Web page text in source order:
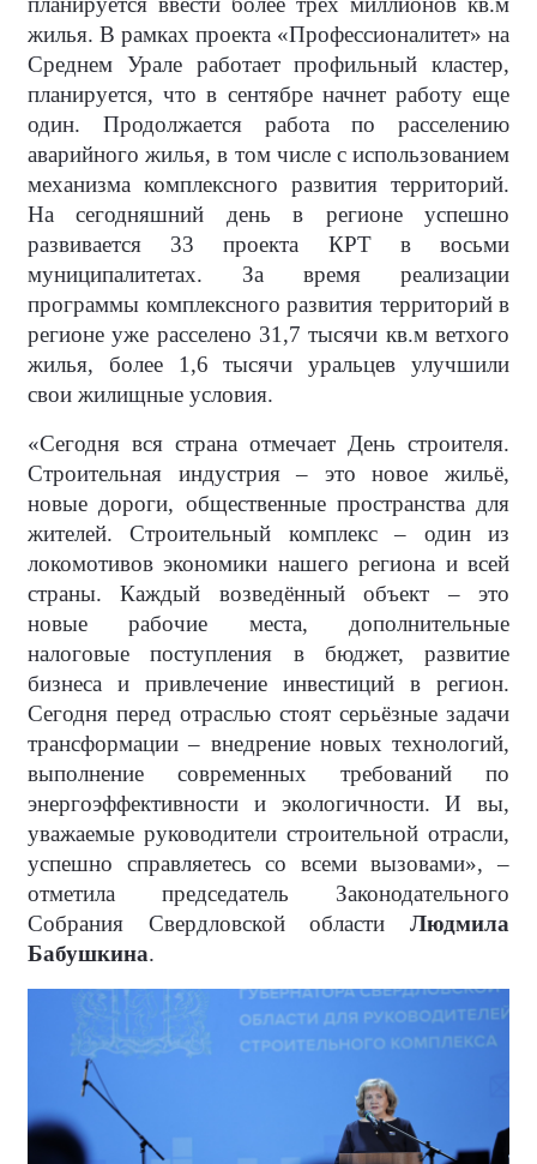
жилья. В рамках проекта «Профессионалитет» на
Среднем Урале работает профильный кластер,
планируется, что в сентябре начнет работу еще
один. Продолжается работа по расселению
аварийного жилья, в том числе с использованием
механизма комплексного развития территорий.
На сегодняшний день в регионе успешно
развивается 33 проекта КРТ в восьми
муниципалитетах. За время реализации
программы комплексного развития территорий в
регионе уже расселено 31,7 тысячи кв.м ветхого
жилья, более 1,6 тысячи уральцев улучшили
свои жилищные условия.
«Сегодня вся страна отмечает День строителя.
Строительная индустрия – это новое жильё,
новые дороги, общественные пространства для
жителей. Строительный комплекс – один из
локомотивов экономики нашего региона и всей
страны. Каждый возведённый объект – это
новые рабочие места, дополнительные
налоговые поступления в бюджет, развитие
бизнеса и привлечение инвестиций в регион.
Сегодня перед отраслью стоят серьёзные задачи
трансформации – внедрение новых технологий,
выполнение современных требований по
энергоэффективности и экологичности. И вы,
уважаемые руководители строительной отрасли,
успешно справляетесь со всеми вызовами», –
отметила председатель Законодательного
Собрания Свердловской области Людмила
Бабушкина.